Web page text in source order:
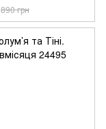
890 грн